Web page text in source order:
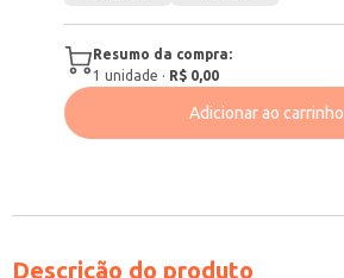
Resumo da compra:
1 unidade · R$ 0,00
Adicionar ao carrinho
Descrição do produto